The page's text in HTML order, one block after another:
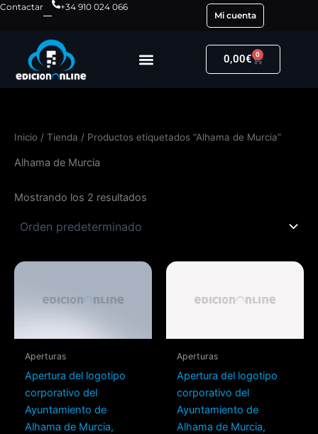
Ir
contenido
Contactar
+34 910 024 066
Mi cuenta
0,00€ 0
Carrito
Inicio / Tienda / Productos etiquetados “Alhama de Murcia”
Alhama de Murcia
Mostrando los 2 resultados
Aperturas
Apertura del logotipo
corporativo del
Ayuntamiento de
Alhama de Murcia,
Aperturas
Apertura del logotipo
corporativo del
Ayuntamiento de
Alhama de Murcia,